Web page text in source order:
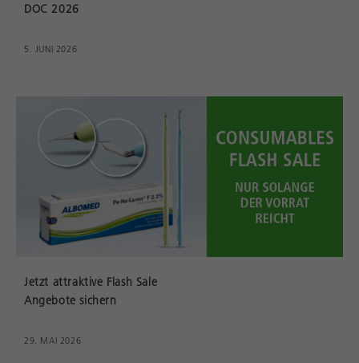
DOC 2026
5. JUNI 2026
Jetzt attraktive Flash Sale
Angebote sichern
29. MAI 2026